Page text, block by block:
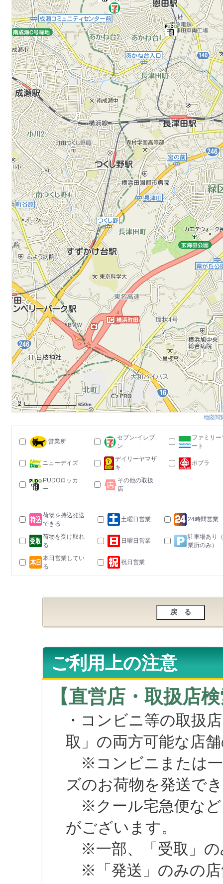
650m
地図閲
営業所
セブン-イレブ
ン
ファミリー
ート
ニューデイズ
デイリーヤマザ
キ
ポプラ
PUDOロッカ
ー
その他の取扱
店
荷物を持込発送
できる
土曜日営業 24時間営業
荷物を受け取れ
る
日曜日営業
駐車場あり
業所のみ）
本日営業してい
る
祝日営業
ご利用上の注意
【直営店・取扱店
・コンビニ等の取扱
取」の両方可能な店
※コンビニまたは一
ズのお荷物を発送で
※クール宅急便など
がございます。
※一部、「受取」の
※「発送」のみの店